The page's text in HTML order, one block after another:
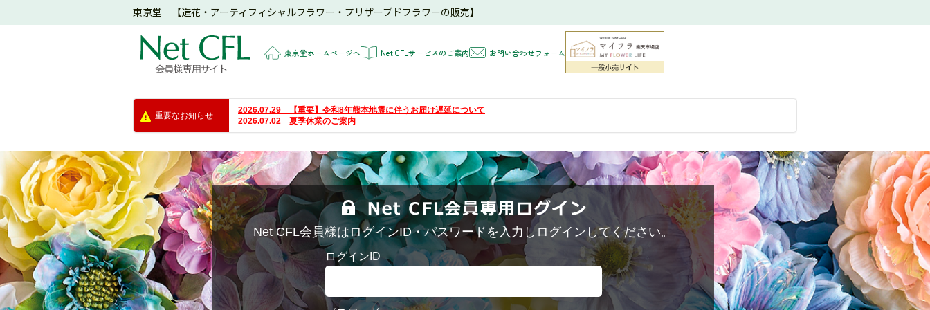
東京堂 【造花・アーティフィシャルフラワー・プリザーブドフラワーの販売】
東京堂ホームページへ Net CFLサービスのご案内 お問い合わせフォーム
重要なお知らせ
2026.07.29 【重要】令和8年熊本地震に伴うお届け遅延について
2026.07.02 夏季休業のご案内
Net CFL会員様はログインID・パスワードを入力しログインしてください。
ログインID